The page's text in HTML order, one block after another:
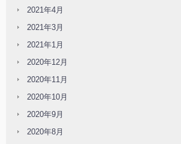
2021年4月
2021年3月
2021年1月
2020年12月
2020年11月
2020年10月
2020年9月
2020年8月